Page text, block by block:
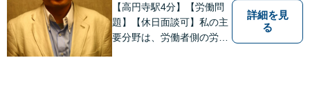
【高円寺駅4分】【労働問
題】【休日面談可】私の主
要分野は、労働者側の労働
詳細を見
る